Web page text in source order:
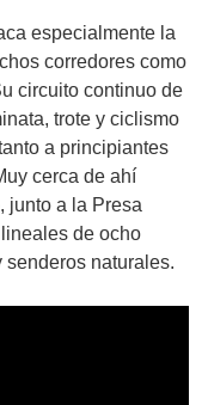
especialmente la
corredores como
circuito continuo de
trote y ciclismo
a principiantes
cerca de ahí
junto a la Presa
de ocho
senderos naturales.